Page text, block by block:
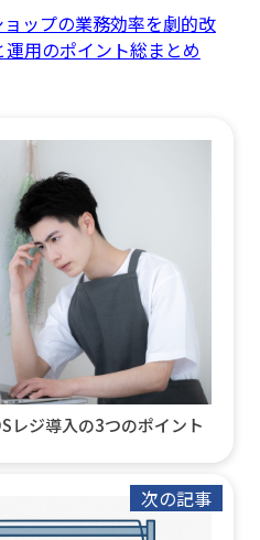
ップの業務効率を劇的改
用のポイント総まとめ
レジ導入の3つのポイント
次の記事